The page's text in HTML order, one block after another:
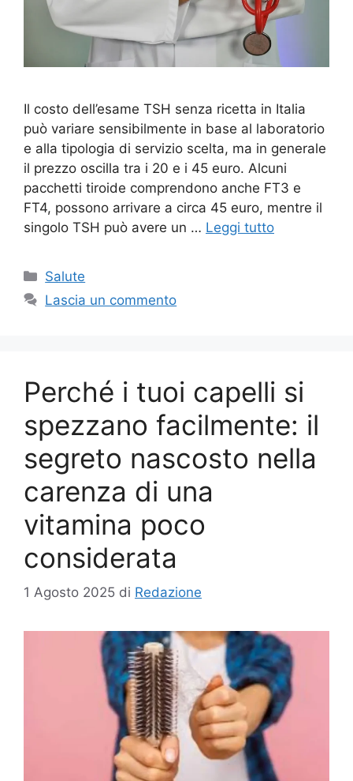
Il costo dell’esame TSH senza ricetta in Italia
può variare sensibilmente in base al laboratorio
e alla tipologia di servizio scelta, ma in generale
il prezzo oscilla tra i 20 e i 45 euro. Alcuni
pacchetti tiroide comprendono anche FT3 e
FT4, possono arrivare a circa 45 euro, mentre il
singolo TSH può avere un … Leggi tutto
Categorie
Salute
Lascia un commento
Perché i tuoi capelli si
spezzano facilmente: il
segreto nascosto nella
carenza di una
vitamina poco
considerata
1 Agosto 2025 di Redazione